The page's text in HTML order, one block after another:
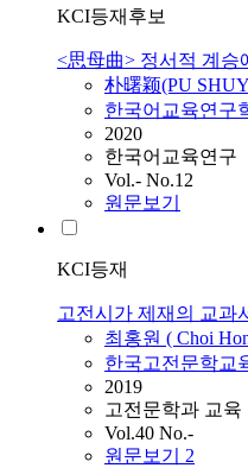
KCI등재후보
<思母曲> 정서적 계승
朴曙颖(PU
한국어교육연구
2020
한국어교육연구
Vol.- No.12
원문보기
KCI등재
고전시가 제재의 교과
최홍원 ( Choi
한국고전문학교
2019
고전문학과 교육
Vol.40 No.-
원문보기 2